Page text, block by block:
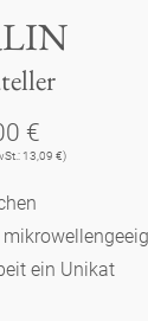
€
13,09 €)
ein Unikat